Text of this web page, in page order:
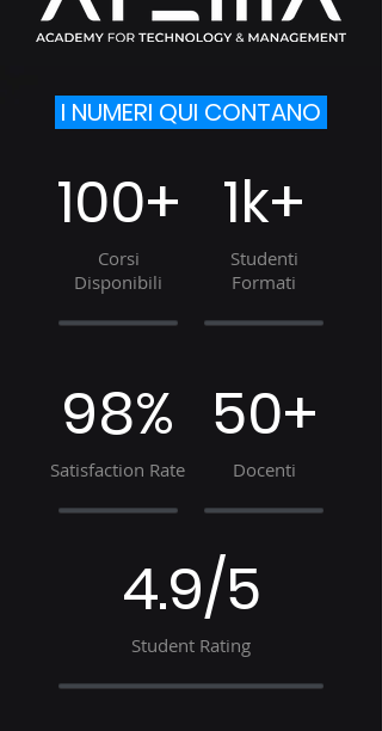
I NUMERI QUI CONTANO
100+
Corsi
Disponibili
1k+
Studenti
Formati
98%
Satisfaction Rate
50+
Docenti
4.9/5
Student Rating